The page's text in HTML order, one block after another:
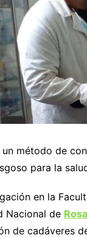
método de
para la
en la
Nacional de
de cadáveres